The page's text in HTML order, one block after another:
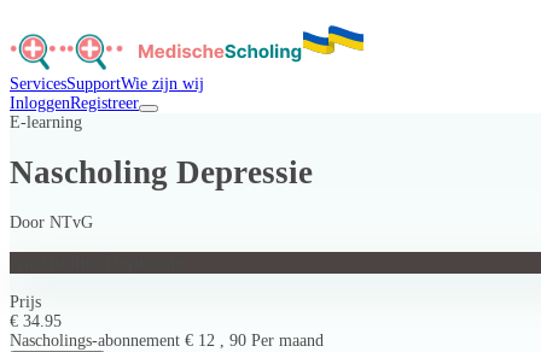
ServicesSupportWie zijn wij
InloggenRegistreer
E-learning
Nascholing Depressie
Door NTvG
Prijs
€ 34.95
Nascholings-abonnement € 12 , 90 Per maand